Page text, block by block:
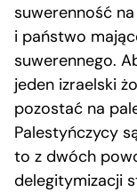
suwerenność
i państwo
suwerennego.
jeden izraelski
pozostać na
Palestyńczycy
to z dwóch
delegitymizacji